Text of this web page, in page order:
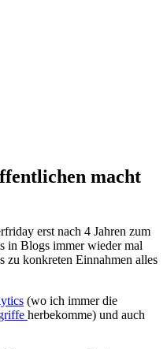
macht
erst nach 4 Jahren zum
in Blogs immer wieder mal
zu konkreten Einnahmen alles
(wo ich immer die
herbekomme) und auch